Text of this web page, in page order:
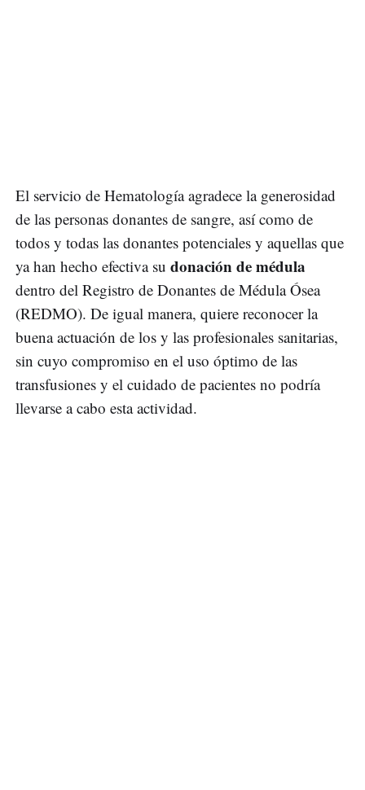
El servicio de Hematología agradece la generosidad
de las personas donantes de sangre, así como de
todos y todas las donantes potenciales y aquellas que
ya han hecho efectiva su donación de médula
dentro del Registro de Donantes de Médula Ósea
(REDMO). De igual manera, quiere reconocer la
buena actuación de los y las profesionales sanitarias,
sin cuyo compromiso en el uso óptimo de las
transfusiones y el cuidado de pacientes no podría
llevarse a cabo esta actividad.